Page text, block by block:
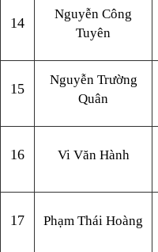
14
Nguyễn Công
Tuyên
15
Nguyễn Trường
Quân
16 Vi Văn Hành
17 Phạm Thái Hoàng